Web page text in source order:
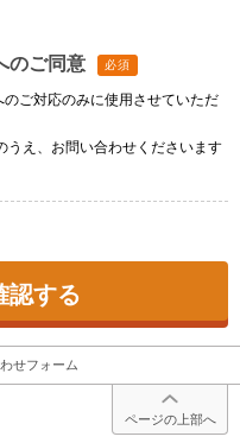
のご同意 必須
ご対応のみに使用させていただ
うえ、お問い合わせくださいます
認する
せフォーム
ページの上部へ